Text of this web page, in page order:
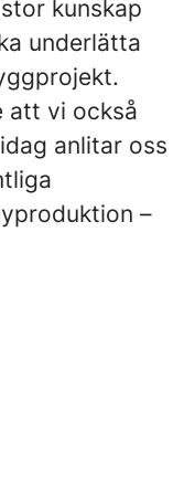
kunskap
underlätta
att vi också
anlitar oss
–